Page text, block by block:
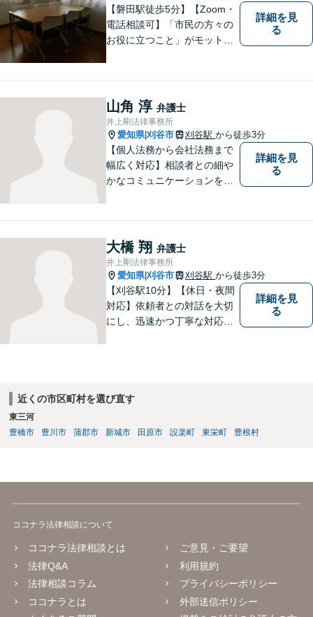
【磐田駅徒歩5分】【Zoom・
電話相談可】「市民の方々の
お役に立つこと」がモットー
らゆる問題に真摯に向き合っ
てまいります。【駐車場あ
り】
詳細を見
る
山角 淳 弁護士
井上剛法律事務所
愛知県|刈谷市 刈谷駅 から徒歩3分
【個人法務から会社法務まで
幅広く対応】相談者との細や
かなコミュニケーションを大
ら、お早めにご相談くださ
い。【JR在来線「刈谷駅」4
分】【駐車場あり】
詳細を見
る
大橋 翔 弁護士
井上剛法律事務所
愛知県|刈谷市 刈谷駅 から徒歩3分
【刈谷駅10分】【休日・夜間
対応】依頼者との対話を大切
にし、迅速かつ丁寧な対応を
備】
詳細を見
る
近くの市区町村を選び直す
東三河
豊橋市
豊川市 蒲郡市 新城市 田原市 設楽町 東栄町 豊根村
ココナラ法律相談について
ココナラ法律相談とは
法律Q&A
法律相談コラム
ココナラとは
ご意見・ご要望
利用規約
プライバシーポリシー
外部送信ポリシー